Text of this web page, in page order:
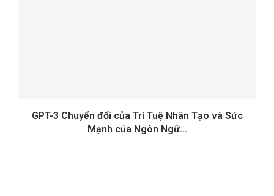
GPT-3 Chuyển đổi của Trí Tuệ Nhân Tạo và Sức
Mạnh của Ngôn Ngữ...